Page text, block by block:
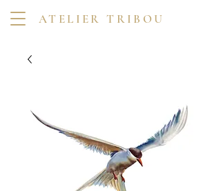
ATELIER TRIBOU